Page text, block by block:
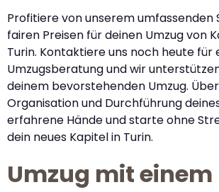
Profitiere von unserem umfassenden
fairen Preisen für deinen Umzug von
Turin. Kontaktiere uns noch heute für
Umzugsberatung und wir
deinem bevorstehenden Umzug.
Organisation und Durchführung
erfahrene Hände und starte ohne
dein neues Kapitel in Turin.
Umzug mit einem